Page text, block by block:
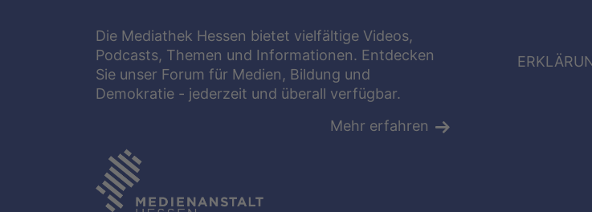
Die Mediathek Hessen bietet vielfältige Videos,
Podcasts, Themen und Informationen. Entdecken
Sie unser Forum für Medien, Bildung und
Demokratie - jederzeit und überall verfügbar.
Mehr erfahren